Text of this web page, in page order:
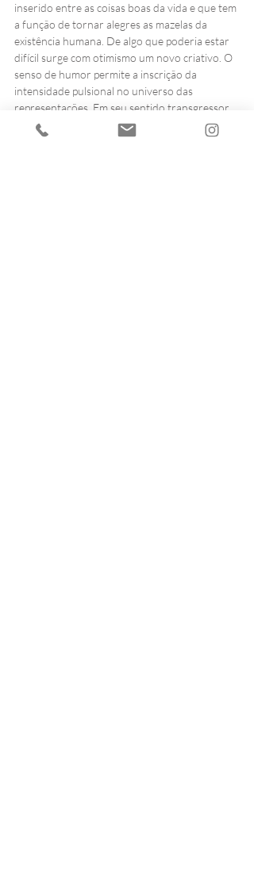
inserido entre as coisas boas da vida e que tem
a função de tornar alegres as mazelas da
existência humana. De algo que poderia estar
difícil surge com otimismo um novo criativo. O
senso de humor permite a inscrição da
intensidade pulsional no universo das
representações. Em seu sentido transgressor
permite que o sujeito afirme seu desejo contra
a condição humana – o desamparo, o